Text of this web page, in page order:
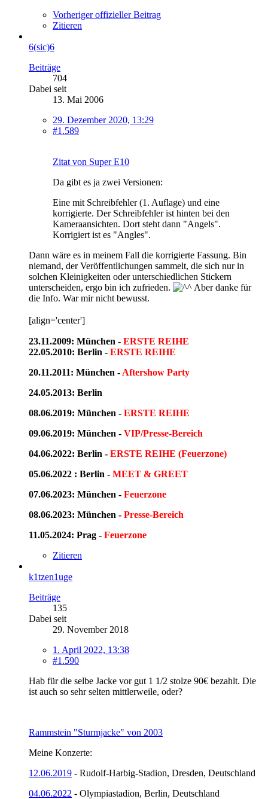
Vorheriger offizieller Beitrag
Zitieren
6(sic)6
Beiträge
704
Dabei seit
13. Mai 2006
29. Dezember 2020, 13:29
#1.589
Zitat von Super E10
Da gibt es ja zwei Versionen:
Eine mit Schreibfehler (1. Auflage) und eine
korrigierte. Der Schreibfehler ist hinten bei den
Kameraansichten. Dort steht dann "Angels".
Korrigiert ist es "Angles".
Dann wäre es in meinem Fall die korrigierte Fassung. Bin
niemand, der Veröffentlichungen sammelt, die sich nur in
solchen Kleinigkeiten oder unterschiedlichen Stickern
unterscheiden, ergo bin ich zufrieden.
Aber danke für
die Info. War mir nicht bewusst.
[align='center']
23.11.2009: München - ERSTE REIHE
22.05.2010: Berlin - ERSTE REIHE
20.11.2011: München - Aftershow Party
24.05.2013: Berlin
08.06.2019: München - ERSTE REIHE
09.06.2019: München - VIP/Presse-Bereich
04.06.2022: Berlin - ERSTE REIHE (Feuerzone)
05.06.2022 : Berlin - MEET & GREET
07.06.2023: München - Feuerzone
08.06.2023: München - Presse-Bereich
11.05.2024: Prag - Feuerzone
Zitieren
k1tzen1uge
Beiträge
135
Dabei seit
29. November 2018
1. April 2022, 13:38
#1.590
Hab für die selbe Jacke vor gut 1 1/2 stolze 90€ bezahlt. Die
ist auch so sehr selten mittlerweile, oder?
Rammstein "Sturmjacke" von 2003
Meine Konzerte:
12.06.2019 - Rudolf-Harbig-Stadion, Dresden, Deutschland
04.06.2022 - Olympiastadion, Berlin, Deutschland